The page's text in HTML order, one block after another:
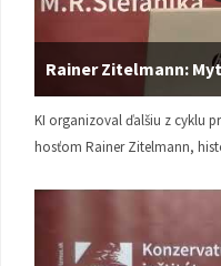
Rainer Zitelmann:
KI organizoval ďalšiu z cyklu
hosťom Rainer Zitelmann,